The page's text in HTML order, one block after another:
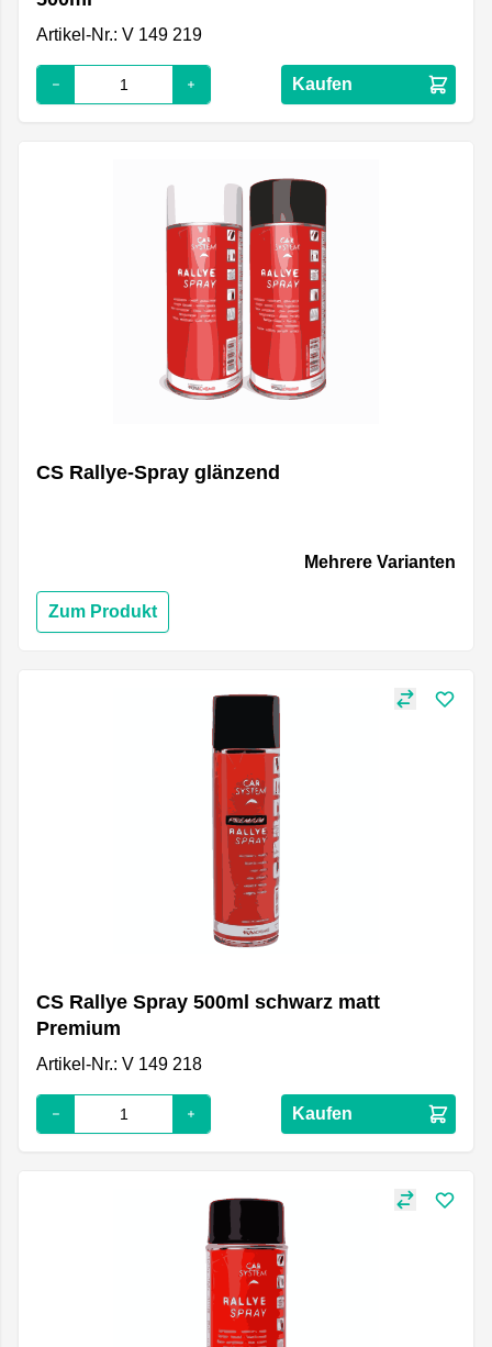
Artikel-Nr.: V 149 219
Kaufen
CS Rallye-Spray glänzend
Mehrere Varianten
Zum Produkt
CS Rallye Spray 500ml schwarz matt
Premium
Artikel-Nr.: V 149 218
Kaufen